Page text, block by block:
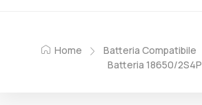
Home Batteria Compatibile
Batteria 18650/2S4P